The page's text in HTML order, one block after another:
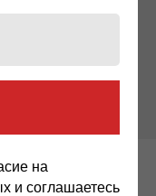
на
и соглашаетесь